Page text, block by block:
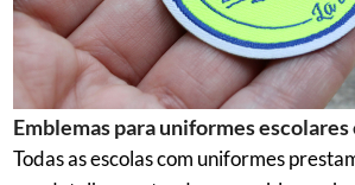
Emblemas para uniformes
Todas as escolas com uniformes